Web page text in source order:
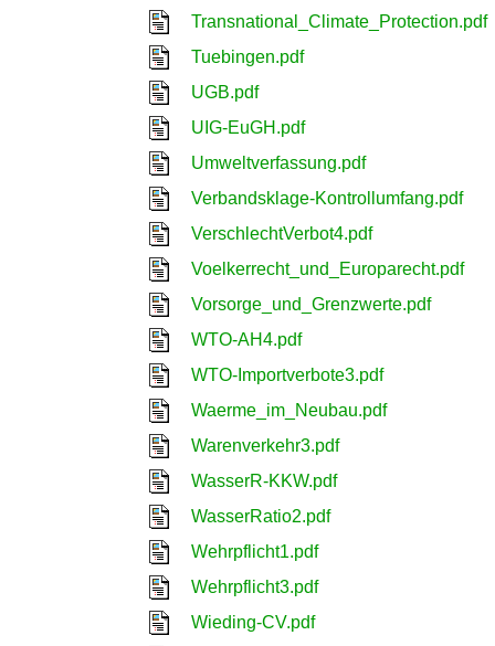
Transnational_Climate_Protection.pdf
Tuebingen.pdf
UGB.pdf
UIG-EuGH.pdf
Umweltverfassung.pdf
Verbandsklage-Kontrollumfang.pdf
VerschlechtVerbot4.pdf
Voelkerrecht_und_Europarecht.pdf
Vorsorge_und_Grenzwerte.pdf
WTO-AH4.pdf
WTO-Importverbote3.pdf
Waerme_im_Neubau.pdf
Warenverkehr3.pdf
WasserR-KKW.pdf
WasserRatio2.pdf
Wehrpflicht1.pdf
Wehrpflicht3.pdf
Wieding-CV.pdf